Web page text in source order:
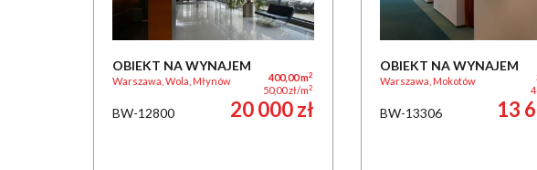
OBIEKT NA WYNAJEM
Warszawa, Wola, Młynów 400,00 m2
50,00 zł/m2
BW-12800 20 000 zł
OBIEKT NA WYNAJEM
Warszawa, Mokotów
BW-13306 13